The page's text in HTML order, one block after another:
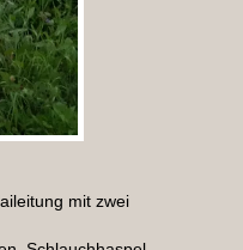
mit zwei